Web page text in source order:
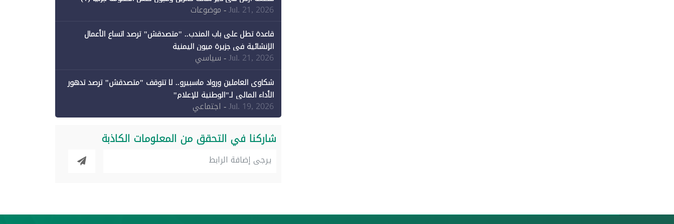
Jul. 21, 2026- موضوعات
قاعدة تطل على باب المندب.. "متصدقش" ترصد اتساع الأعمال
الإنشائية في جزيرة ميون اليمنية
Jul. 21, 2026- سياسي
شكاوى العاملين ورواد ماسبيرو.. لا تتوقف "متصدقش" ترصد تدهور
الأداء المالي لـ"الوطنية للإعلام"
Jul. 19, 2026- اجتماعي
شاركنا في التحقق من المعلومات الكاذبة